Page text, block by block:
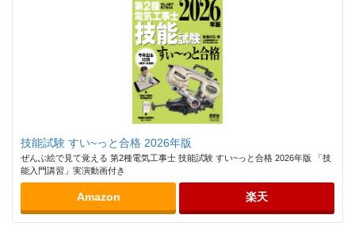
技能試験 すい~っと合格 2026年版
ぜんぶ絵で見て覚える 第2種電気工事士 技能試験 すい~っと合格 2026年版 「技
能入門講習」実演動画付き
Amazon 楽天